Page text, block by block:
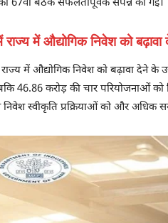
67वीं बैठक सफलतापूर्वक संपन्न की गई।
में औद्योगिक निवेश को
में औद्योगिक निवेश को बढ़ावा देने के
46.86 करोड़ की चार परियोजनाओं को
निवेश स्वीकृति प्रक्रियाओं को और अधिक